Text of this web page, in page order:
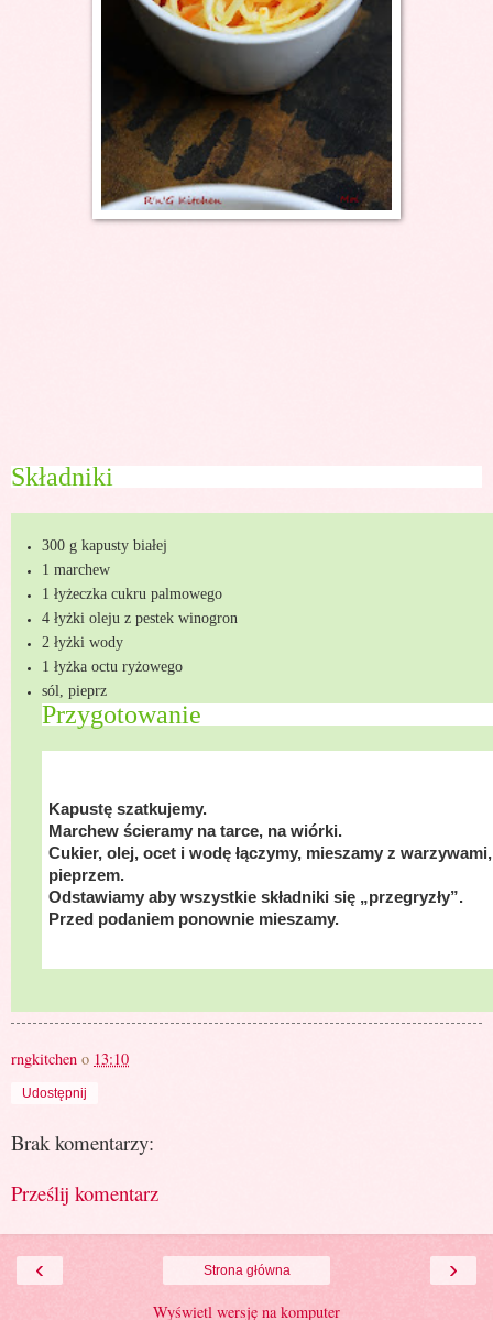
Składniki
300 g kapusty białej
1 marchew
1 łyżeczka cukru palmowego
4 łyżki oleju z pestek winogron
2 łyżki wody
1 łyżka octu ryżowego
sól, pieprz
Przygotowanie
Kapustę szatkujemy.
Marchew ścieramy na tarce, na wiórki.
Cukier, olej, ocet i wodę łączymy, mieszamy z
pieprzem.
Odstawiamy aby wszystkie składniki się „przegryzły”.
Przed podaniem ponownie mieszamy.
rngkitchen o 13:10
Udostępnij
Brak komentarzy:
Prześlij komentarz
‹ ›
Strona główna
Wyświetl wersję na komputer